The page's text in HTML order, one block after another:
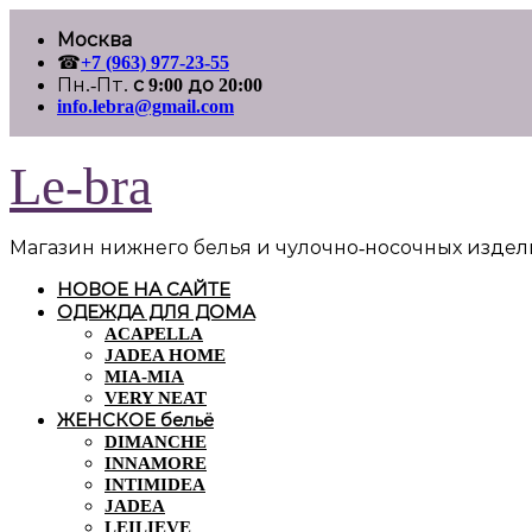
содержимому
Москва
☎+7 (963) 977-23-55
Пн.-Пт. с 9:00 до 20:00
info.lebra@gmail.com
Le-bra
Магазин нижнего белья и чулочно-носочных
НОВОЕ НА САЙТЕ
ОДЕЖДА ДЛЯ ДОМА
ACAPELLA
JADEA HOME
MIA-MIA
VERY NEAT
ЖЕНСКОЕ бельё
DIMANCHE
INNAMORE
INTIMIDEA
JADEA
LEILIEVE